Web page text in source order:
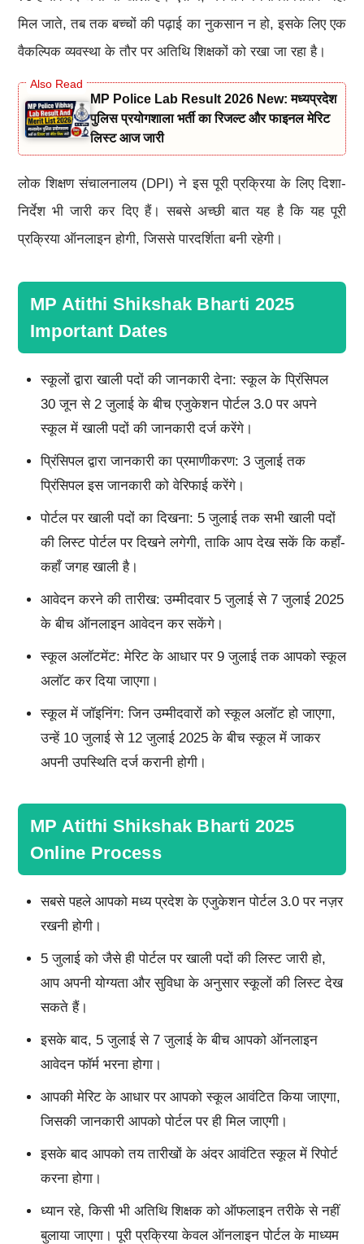
मिल जाते, तब तक बच्चों की पढ़ाई का नुकसान न हो, इसके लिए एक
वैकल्पिक व्यवस्था के तौर पर अतिथि शिक्षकों को रखा जा रहा है।
MP Police Lab Result 2026 New: मध्यप्रदेश
पुलिस प्रयोगशाला भर्ती का रिजल्ट और फाइनल मेरिट
लिस्ट आज जारी
लोक शिक्षण संचालनालय (DPI) ने इस पूरी प्रक्रिया के लिए दिशा-
निर्देश भी जारी कर दिए हैं। सबसे अच्छी बात यह है कि यह पूरी
प्रक्रिया ऑनलाइन होगी, जिससे पारदर्शिता बनी रहेगी।
MP Atithi Shikshak Bharti 2025
Important Dates
स्कूलों द्वारा खाली पदों की जानकारी देना: स्कूल के प्रिंसिपल
30 जून से 2 जुलाई के बीच एजुकेशन पोर्टल 3.0 पर अपने
स्कूल में खाली पदों की जानकारी दर्ज करेंगे।
प्रिंसिपल द्वारा जानकारी का प्रमाणीकरण: 3 जुलाई तक
प्रिंसिपल इस जानकारी को वेरिफाई करेंगे।
पोर्टल पर खाली पदों का दिखना: 5 जुलाई तक सभी खाली पदों
की लिस्ट पोर्टल पर दिखने लगेगी, ताकि आप देख सकें कि कहाँ-
कहाँ जगह खाली है।
आवेदन करने की तारीख: उम्मीदवार 5 जुलाई से 7 जुलाई 2025
के बीच ऑनलाइन आवेदन कर सकेंगे।
स्कूल अलॉटमेंट: मेरिट के आधार पर 9 जुलाई तक आपको स्कूल
अलॉट कर दिया जाएगा।
स्कूल में जॉइनिंग: जिन उम्मीदवारों को स्कूल अलॉट हो जाएगा,
उन्हें 10 जुलाई से 12 जुलाई 2025 के बीच स्कूल में जाकर
अपनी उपस्थिति दर्ज करानी होगी।
MP Atithi Shikshak Bharti 2025
Online Process
सबसे पहले आपको मध्य प्रदेश के एजुकेशन पोर्टल 3.0 पर नज़र
रखनी होगी।
5 जुलाई को जैसे ही पोर्टल पर खाली पदों की लिस्ट जारी हो,
आप अपनी योग्यता और सुविधा के अनुसार स्कूलों की लिस्ट देख
सकते हैं।
इसके बाद, 5 जुलाई से 7 जुलाई के बीच आपको ऑनलाइन
आवेदन फॉर्म भरना होगा।
आपकी मेरिट के आधार पर आपको स्कूल आवंटित किया जाएगा,
जिसकी जानकारी आपको पोर्टल पर ही मिल जाएगी।
इसके बाद आपको तय तारीखों के अंदर आवंटित स्कूल में रिपोर्ट
करना होगा।
ध्यान रहे, किसी भी अतिथि शिक्षक को ऑफलाइन तरीके से नहीं
बुलाया जाएगा। पूरी प्रक्रिया केवल ऑनलाइन पोर्टल के माध्यम